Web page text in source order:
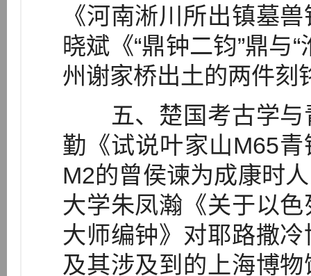
《河南淅川所出镇墓
晓斌《“鼎钟二钧”鼎
州谢家桥出土的两件刻
五、楚国考古学与
勤《试说叶家山M65
M2的曾侯谏为成康时
大学朱凤瀚《关于以
大师编钟》对耶路撒
及其涉及到的上海博